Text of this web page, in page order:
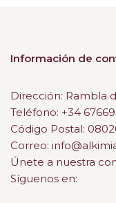
Información de
Dirección: Rambla
Teléfono: +34
Código Postal:
Correo:
Únete a nuestra
Síguenos en: